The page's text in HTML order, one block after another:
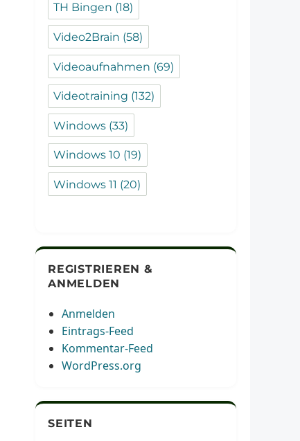
TH Bingen (18)
Video2Brain (58)
Videoaufnahmen (69)
Videotraining (132)
Windows (33)
Windows 10 (19)
Windows 11 (20)
REGISTRIEREN &
ANMELDEN
Anmelden
Eintrags-Feed
Kommentar-Feed
WordPress.org
SEITEN